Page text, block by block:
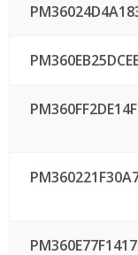
PM360FF2DE14F
PM360E77F1417